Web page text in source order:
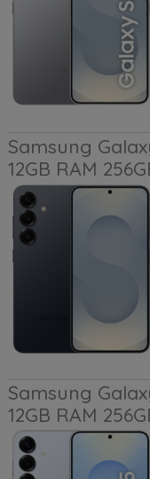
Samsung
12GB RAM
Samsung
12GB RAM